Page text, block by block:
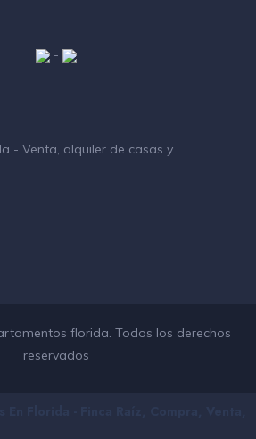
-
- Venta, alquiler de casas y
florida. Todos los derechos
reservados